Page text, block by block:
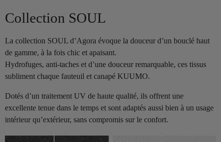
Collection SOUL
La collection SOUL d’Agora évoque la douceur d’un bouclé haut
de gamme, à la fois chic et apaisant.
Hydrofuges, anti-taches et d’une douceur remarquable, ces tissus
subliment chaque fauteuil et canapé KUUMO.
Dotés d’un traitement UV de haute qualité, ils offrent une
excellente tenue dans le temps et sont adaptés aussi bien à un usage
intérieur qu’extérieur, sans compromis sur le confort.